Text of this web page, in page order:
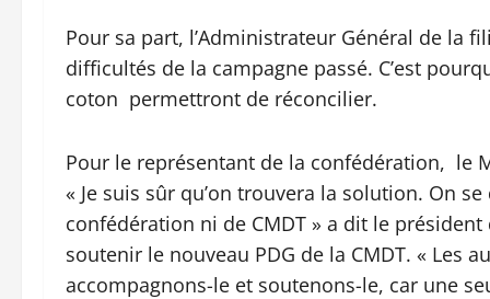
Pour sa part, l’Administrateur Général de la
difficultés de la campagne passé. C’est
coton permettront de réconcilier.
Pour le représentant de la confédération, le
« Je suis sûr qu’on trouvera la solution. On
confédération ni de CMDT » a dit le
soutenir le nouveau PDG de la CMDT. « Les
accompagnons-le et soutenons-le, car une